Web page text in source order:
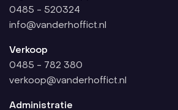
0485 - 520324
info@vanderhoffict.nl
Verkoop
0485 - 782 380
verkoop@vanderhoffict.nl
Administratie